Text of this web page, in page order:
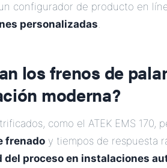
configurador de producto en
personalizadas.
los frenos de
moderna?
como el ATEK EMS 170,
frenado y tiempos de respuesta
del proceso en instalaciones